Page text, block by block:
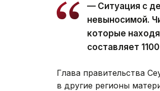
— Ситуация с
невыносимой.
которые
составляет
Глава правительства
в другие регионы